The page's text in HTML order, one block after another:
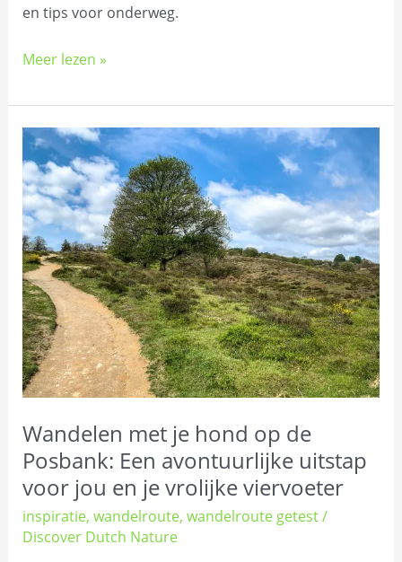
en tips voor onderweg.
Meer lezen »
Wandelen met je hond op de
Posbank: Een avontuurlijke uitstap
voor jou en je vrolijke viervoeter
inspiratie,wandelroute,wandelroute getest/
Discover Dutch Nature
Wandelen
met
je
hond
op
de
Posbank:
Een
avontuurlijke
uitstap
voor
en
je
viervoeter